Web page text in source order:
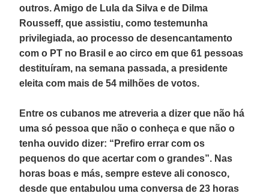
outros. Amigo de Lula da Silva e de Dilma
Rousseff, que assistiu, como testemunha
privilegiada, ao processo de desencantamento
com o PT no Brasil e ao circo em que 61 pessoas
destituíram, na semana passada, a presidente
eleita com mais de 54 milhões de votos.
Entre os cubanos me atreveria a dizer que não há
uma só pessoa que não o conheça e que não o
tenha ouvido dizer: “Prefiro errar com os
pequenos do que acertar com o grandes”. Nas
horas boas e más, sempre esteve ali conosco,
desde que entabulou uma conversa de 23 horas